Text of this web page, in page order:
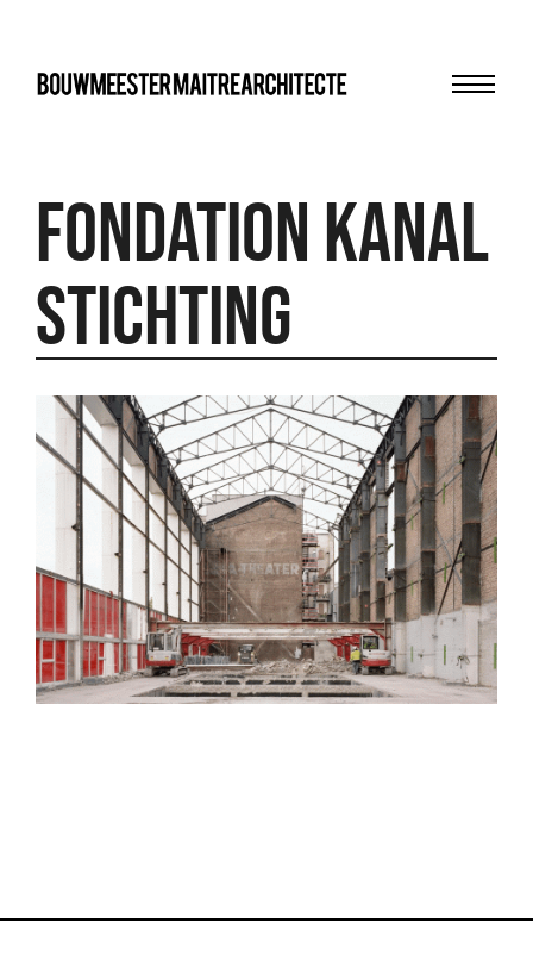
fondation Kanal
stichting